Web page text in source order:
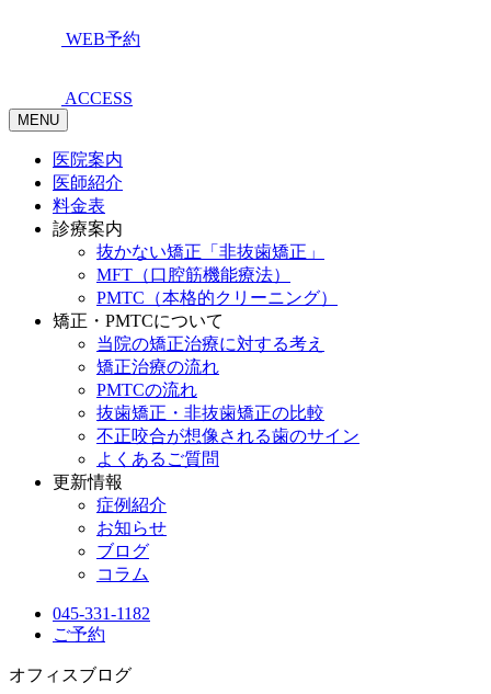
WEB予約
ACCESS
MENU
医院案内
医師紹介
料金表
診療案内
抜かない矯正「非抜歯矯正」
MFT（口腔筋機能療法）
PMTC（本格的クリーニング）
矯正・PMTCについて
当院の矯正治療に対する考え
矯正治療の流れ
PMTCの流れ
抜歯矯正・非抜歯矯正の比較
不正咬合が想像される歯のサイン
よくあるご質問
更新情報
症例紹介
お知らせ
ブログ
コラム
045-331-1182
ご予約
オフィスブログ